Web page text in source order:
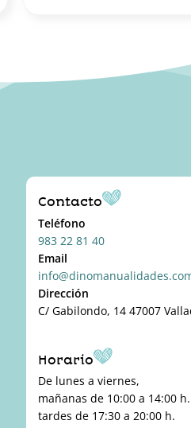
Contacto
Teléfono
983 22 81 40
Email
Dirección
C/ Gabilondo, 14 47007
Horario
De lunes a viernes,
mañanas de 10:00 a 14:00 h.
tardes de 17:30 a 20:00 h.